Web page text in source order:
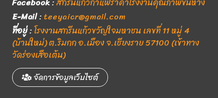
E-Mail:teeyaicr@gmail.com
ที่อยู่:โรงงานสกรีนแก้วขวัญใจมหาชน เลขที่ 11 หมู่ 4
(บ้านใหม่) ต.ริมกก อ.เมือง จ.เชียงราย 57100 (เข้าทาง
วัดร่องเสือเต้น)
จัดการข้อมูลเว็บไซต์